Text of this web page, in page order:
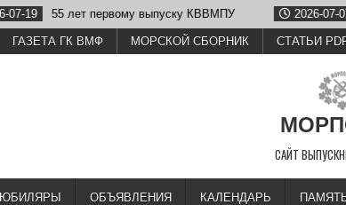
55 лет первому выпуску КВВМПУ 2026-07-07
ГАЗЕТА ГК ВМФ МОРСКОЙ СБОРНИК СТАТЬИ
САЙТ
ЮБИЛЯРЫ ОБЪЯВЛЕНИЯ КАЛЕНДАРЬ